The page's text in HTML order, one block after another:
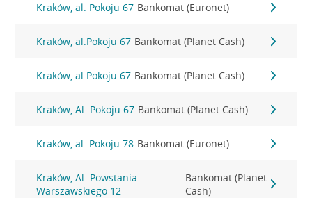
Kraków, al. Pokoju 67 Bankomat (Euronet)
Kraków, al.Pokoju 67 Bankomat (Planet Cash)
Kraków, al.Pokoju 67 Bankomat (Planet Cash)
Kraków, Al. Pokoju 67 Bankomat (Planet Cash)
Kraków, al. Pokoju 78 Bankomat (Euronet)
Kraków, Al. Powstania
Warszawskiego 12
Bankomat (Planet
Cash)